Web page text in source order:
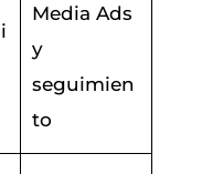
Media Ads
y
seguimien
to